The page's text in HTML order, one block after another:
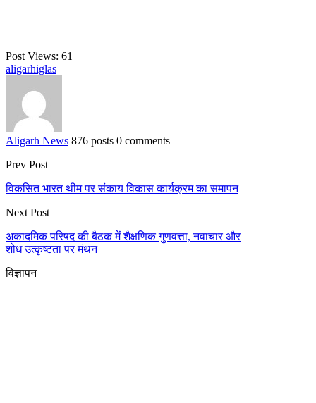
Post Views: 61
aligarhiglas
Aligarh News 876 posts 0 comments
Prev Post
विकसित भारत थीम पर संकाय विकास कार्यक्रम का समापन
Next Post
अकादमिक परिषद की बैठक में शैक्षणिक गुणवत्ता, नवाचार और
शोध उत्कृष्टता पर मंथन
विज्ञापन